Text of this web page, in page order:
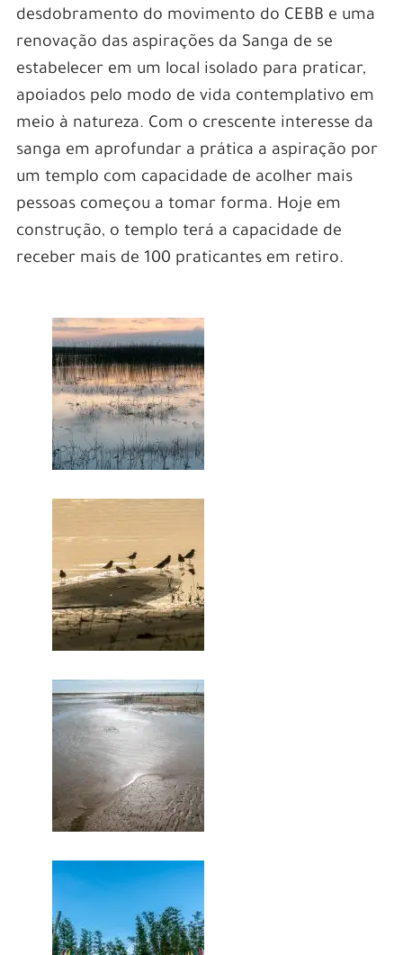
desdobramento do movimento do CEBB e uma
renovação das aspirações da Sanga de se
estabelecer em um local isolado para praticar,
apoiados pelo modo de vida contemplativo em
meio à natureza. Com o crescente interesse da
sanga em aprofundar a prática a aspiração por
um templo com capacidade de acolher mais
pessoas começou a tomar forma. Hoje em
construção, o templo terá a capacidade de
receber mais de 100 praticantes em retiro.